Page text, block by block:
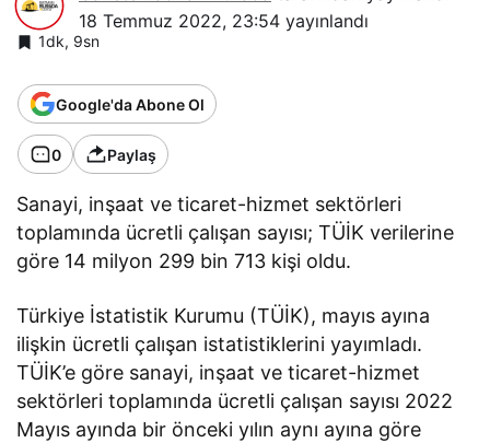
18 Temmuz 2022, 23:54 yayınlandı
1dk, 9sn
Google'da Abone Ol
0 Paylaş
Sanayi, inşaat ve ticaret-hizmet sektörleri
toplamında ücretli çalışan sayısı; TÜİK verilerine
göre 14 milyon 299 bin 713 kişi oldu.
Türkiye İstatistik Kurumu (TÜİK), mayıs ayına
ilişkin ücretli çalışan istatistiklerini yayımladı.
TÜİK’e göre sanayi, inşaat ve ticaret-hizmet
sektörleri toplamında ücretli çalışan sayısı 2022
Mayıs ayında bir önceki yılın aynı ayına göre